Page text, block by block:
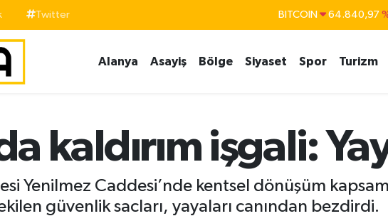
Twitter BITCOIN 64.840,97
EURO 55,2510
BİST100 13.779
Alanya Asayiş Bölge Siyaset Spor Turizm
kaldırım işgali:
Yenilmez Caddesi’nde kentsel dönüşüm
güvenlik sacları, yayaları canından bezdirdi.